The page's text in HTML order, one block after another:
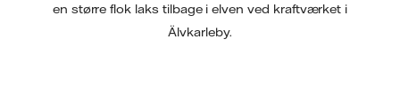
en større flok laks tilbage i elven ved kraftværket i
Älvkarleby.